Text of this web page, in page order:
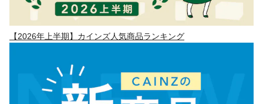
【2026年上半期】カインズ人気商品ランキング